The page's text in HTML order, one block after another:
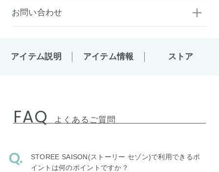
お問い合わせ
アイテム説明 アイテム情報 ストア
FAQ よくあるご質問
STOREE SAISON(ストーリー セゾン)で利用できるポ
イントは何のポイントですか？